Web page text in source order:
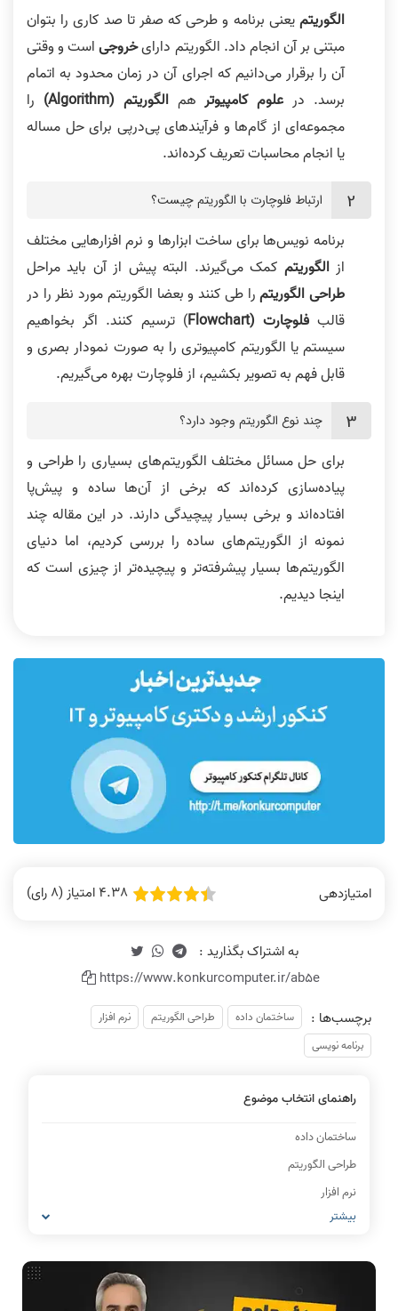
الگوریتمیعنی برنامه و طرحی که صفر تا صد کاری را بتوان
مبتنی بر آن انجام داد. الگوریتم دارایخروجیاست و وقتی
آن را برقرار می‌دانیم که اجرای آن در زمان محدود به اتمام
برسد. در علوم کامپیوترهمالگوریتم (Algorithm)
را
مجموعه‌ای از گام‌ها و فرآیندهای پی‌در‌پی برای حل مساله
یا انجام محاسبات تعریف کرده‌اند.
ارتباط فلوچارت با الگوریتم چیست؟
برنامه نویس‌ها برای ساخت ابزارها و نرم افزارهایی مختلف
ازالگوریتم کمک می‌گیرند. البته پیش از آن باید مراحل
طراحی الگوریتمرا طی کنند و بعضا الگوریتم مورد نظر را در
قالبفلوچارت (Flowchart
) ترسیم کنند. اگر بخواهیم
سیستم یا الگوریتم کامپیوتری را به صورت نمودار بصری و
قابل فهم به تصویر بکشیم، از فلوچارت بهره می‌گیریم.
چند نوع الگوریتم وجود دارد؟
برای حل مسائل مختلف الگوریتم‌های بسیاری را طراحی و
پیاده‌سازی کرده‌اند که برخی از آن‌ها ساده و پیش‌پا‌
افتاده‌اند و برخی بسیار پیچیدگی دارند. در این مقاله چند
نمونه از الگوریتم‌های ساده را بررسی کردیم، اما دنیای
الگوریتم‌ها بسیار پیشرفته‌تر و پیچیده‌تر از چیزی است که
اینجا دیدیم.
امتیازدهی 4.38 امتیاز (8 رای)
https://www.konkurcomputer.ir/ab5e
برچسب‌ها :
ساختمان داده طراحی الگوریتم
نرم افزار
برنامه نویسی
راهنمای انتخاب موضوع
ساختمان داده
طراحی الگوریتم
نرم افزار
برنامه نویسی
مشاغل رشته کامپیوتر
بیشتر